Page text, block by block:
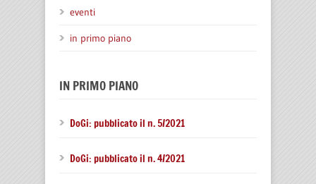
eventi
in primo piano
IN PRIMO PIANO
DoGi: pubblicato il n. 5/2021
DoGi: pubblicato il n. 4/2021